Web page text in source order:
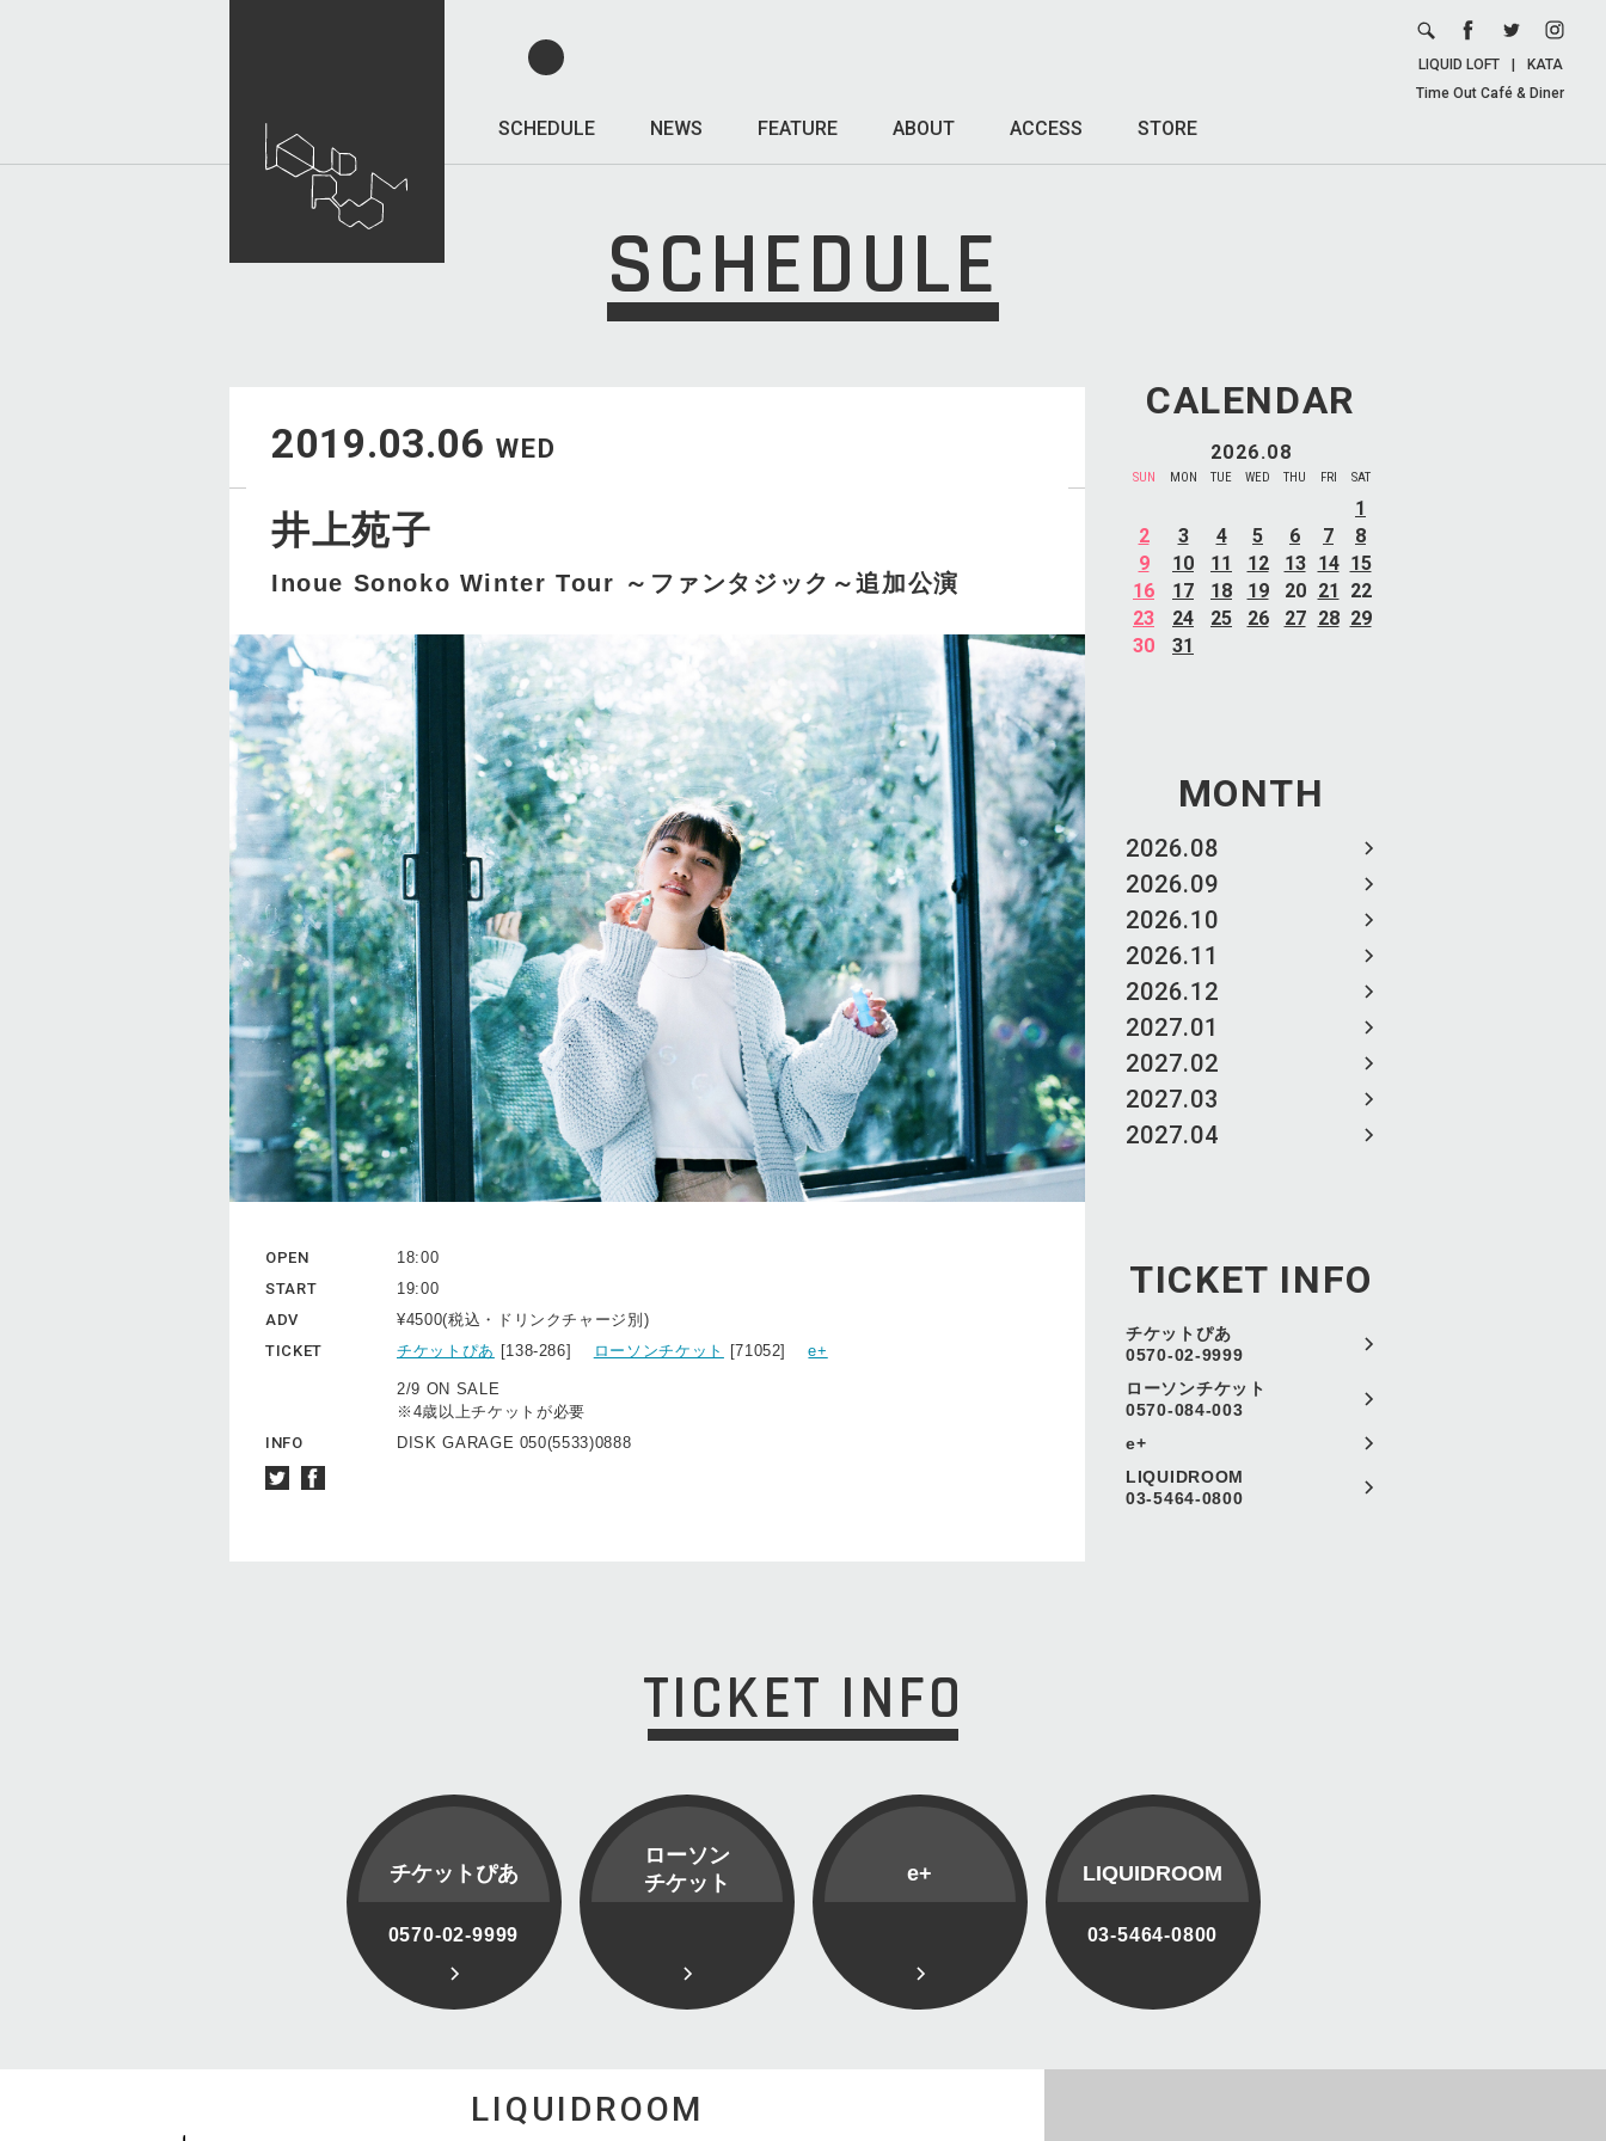
SCHEDULE NEWS FEATURE ABOUT ACCESS STORE
LIQUID LOFT
KATA
Time Out Café & Diner
SCHEDULE
CALENDAR
2026.08
SUN MON TUE WED THU FRI SAT
1
2
3 4 5 6 7
8
9
10 11 12 13 14 15
16
17 18 19 20 21
22
23
24 25 26 27 28 29
30
31
MONTH
2026.08
2026.09
2026.10
2026.11
2026.12
2027.01
2027.02
2027.03
2027.04
TICKET INFO
チケットぴあ
0570-02-9999
ローソンチケット
0570-084-003
e+
LIQUIDROOM
03-5464-0800
2019.03.06 WED
井上苑子
Inoue Sonoko Winter Tour ～ファンタジック～追加公演
OPEN
18:00
START
19:00
ADV
¥4500(税込・ドリンクチャージ別)
TICKET
チケットぴあ [138-286] ローソンチケット [71052]e+
2/9 ON SALE
※4歳以上チケットが必要
INFO
DISK GARAGE 050(5533)0888
TICKET INFO
チケットぴあ
0570-02-9999
ローソン
チケット
e+ LIQUIDROOM
03-5464-0800
LIQUIDROOM